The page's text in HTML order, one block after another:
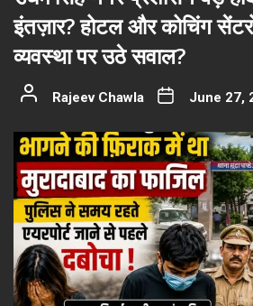
इंतज़ार? होटल और कोचिंग
व्यवस्था पर उठे सवाल?
Rajeev Chawla June 27,